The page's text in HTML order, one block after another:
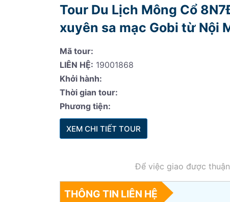
Tour Du Lịch Mông Cổ
xuyên sa mạc Gobi từ Nội
Mã tour:
LIÊN HỆ: 19001868
Khởi hành:
Thời gian tour:
Phương tiện:
XEM CHI TIẾT TOUR
Để việc giao được
THÔNG TIN LIÊN HỆ